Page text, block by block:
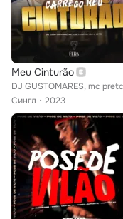
Meu Cinturão
Сингл
2023